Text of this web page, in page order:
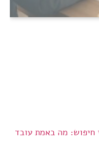
חיפוש: מה באמת עובד